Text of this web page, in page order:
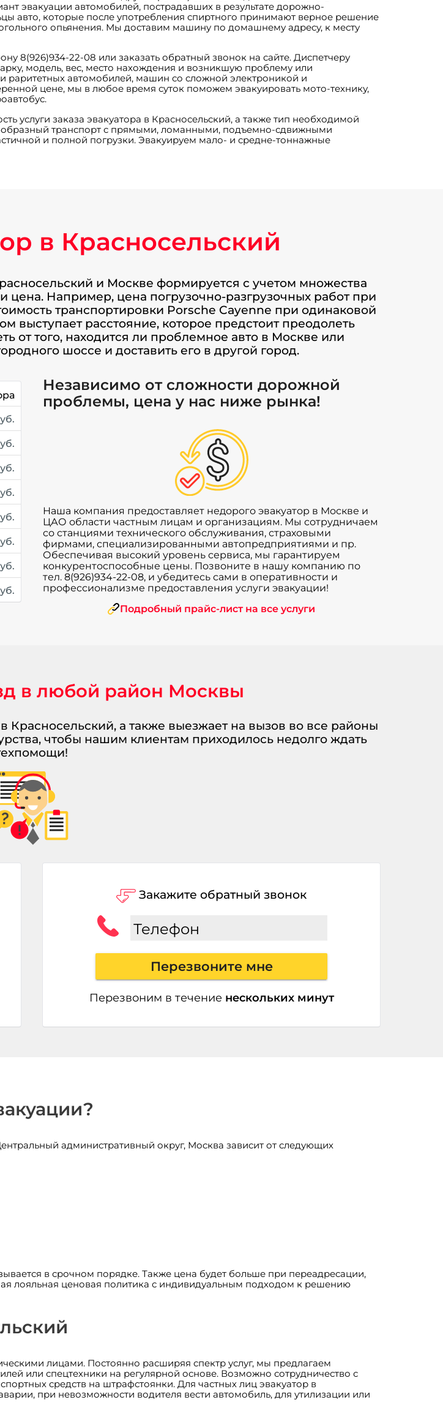
эвакуации автомобилей, пострадавших в результате дорожно-
авто, которые после употребления спиртного принимают верное решение
опьянения. Мы доставим машину по домашнему адресу, к месту
8(926)934-22-08 или заказать обратный звонок на сайте. Диспетчеру
модель, вес, место нахождения и возникшую проблему или
раритетных автомобилей, машин со сложной электроникой и
цене, мы в любое время суток поможем эвакуировать мото-технику,
услуги заказа эвакуатора в Красносельский, а также тип необходимой
транспорт с прямыми, ломанными, подъемно-сдвижными
и полной погрузки. Эвакуируем мало- и средне-тоннажные
в Красносельский
и Москве формируется с учетом множества
цена. Например, цена погрузочно-разгрузочных работ при
транспортировки Porsche Cayenne при одинаковой
расстояние, которое предстоит преодолеть
от того, находится ли проблемное авто в Москве или
шоссе и доставить его в другой город.
Независимо от сложности дорожной
проблемы, цена у нас ниже рынка!
Наша компания предоставляет недорого эвакуатор в Москве и
ЦАО области частным лицам и организациям. Мы сотрудничаем
со станциями технического обслуживания, страховыми
фирмами, специализированными автопредприятиями и пр.
Обеспечивая высокий уровень сервиса, мы гарантируем
конкурентоспособные цены. Позвоните в нашу компанию по
тел. 8(926)934-22-08, и убедитесь сами в оперативности и
профессионализме предоставления услуги эвакуации!
Подробный прайс-лист на все услуги
в любой район Москвы
Красносельский, а также выезжает на вызов во все районы
чтобы нашим клиентам приходилось недолго ждать
Закажите обратный звонок
Телефон
Перезвоните мне
Перезвоним в течение нескольких минут
административный округ, Москва зависит от следующих
в срочном порядке. Также цена будет больше при переадресации,
лояльная ценовая политика с индивидуальным подходом к решению
лицами. Постоянно расширяя спектр услуг, мы предлагаем
или спецтехники на регулярной основе. Возможно сотрудничество с
средств на штрафстоянки. Для частных лиц эвакуатор в
при невозможности водителя вести автомобиль, для утилизации или